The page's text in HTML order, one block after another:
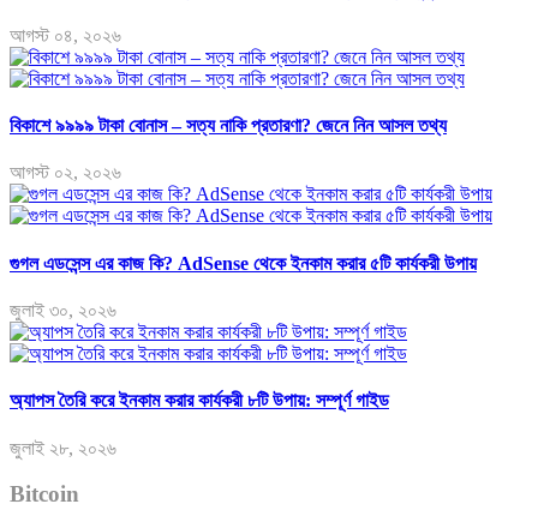
আগস্ট ০৪, ২০২৬
বিকাশে ৯৯৯৯ টাকা বোনাস – সত্য নাকি প্রতারণা? জেনে নিন আসল তথ্য
আগস্ট ০২, ২০২৬
গুগল এডসেন্স এর কাজ কি? AdSense থেকে ইনকাম করার ৫টি কার্যকরী উপায়
জুলাই ৩০, ২০২৬
অ্যাপস তৈরি করে ইনকাম করার কার্যকরী ৮টি উপায়: সম্পূর্ণ গাইড
জুলাই ২৮, ২০২৬
Bitcoin